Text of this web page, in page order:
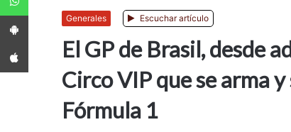
Generales Escuchar artículo
El GP de Brasil, desde
Circo VIP que se arma
Fórmula 1
App Android